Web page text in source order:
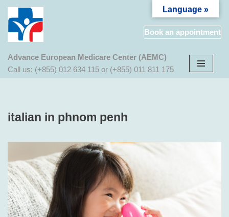
Aller
Book an appointment
Advance European Medicare Center (AEMC)
Call us: (+855) 012 634 115 or (+855) 011 811 175
italian in phnom penh
Language »